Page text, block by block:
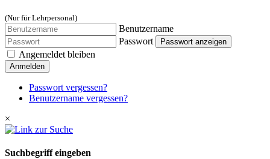
(Nur für Lehrpersonal)
Benutzername
Passwort
Passwort anzeigen
Angemeldet bleiben
Anmelden
Passwort vergessen?
Benutzername vergessen?
×
Suchbegriff eingeben